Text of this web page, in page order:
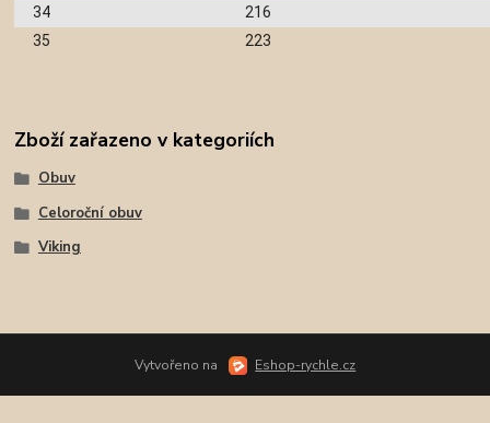
34
216
35
223
Zboží zařazeno v kategoriích
Obuv
Celoroční obuv
Viking
Vytvořeno na Eshop-rychle.cz